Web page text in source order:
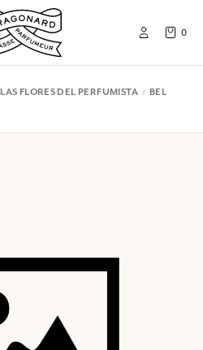
0
LAS FLORES DEL PERFUMISTA
BEL